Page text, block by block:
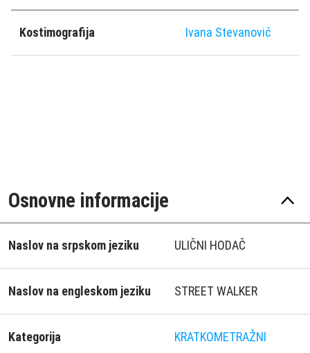
Kostimografija Ivana Stevanović
Osnovne informacije
Naslov na srpskom jeziku ULIČNI HODAČ
Naslov na engleskom jeziku STREET WALKER
Kategorija
KRATKOMETRAŽNI